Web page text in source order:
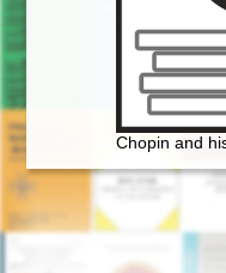
Chopin and